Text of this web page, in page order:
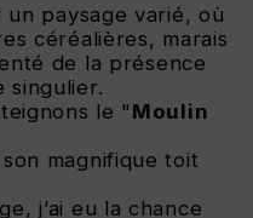
paysage varié, où
céréalières, marais
de la présence
singulier.
le " Moulin
magnifique toit
j’ai eu la chance